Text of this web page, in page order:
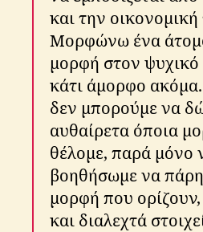
και την
Μορφώνω ένα
μορφή στον
κάτι άμορφο
δεν μπορούμε να
αυθαίρετα όποια
θέλομε, παρά μόνο
βοηθήσωμε να
μορφή που
και διαλεχτά